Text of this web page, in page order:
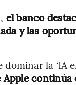
el banco
y las
la ‘IA
Apple